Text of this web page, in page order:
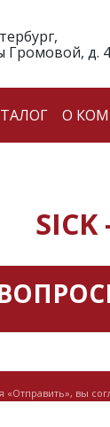
Громовой, д. 4
О
«Отправить», вы